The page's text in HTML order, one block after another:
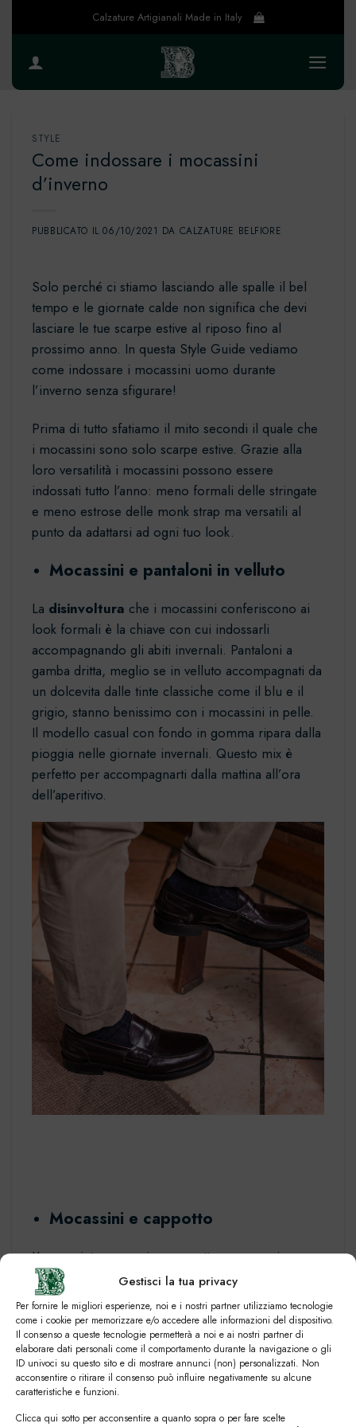
Gestisci la tua privacy
Per fornire le migliori esperienze, noi e i nostri partner utilizziamo tecnologie
come i cookie per memorizzare e/o accedere alle informazioni del dispositivo.
Il consenso a queste tecnologie permetterà a noi e ai nostri partner di
elaborare dati personali come il comportamento durante la navigazione o gli
ID univoci su questo sito e di mostrare annunci (non) personalizzati. Non
acconsentire o ritirare il consenso può influire negativamente su alcune
caratteristiche e funzioni.
Clicca qui sotto per acconsentire a quanto sopra o per fare scelte
Calzature Artigianali Made in Italy
STYLE
Come indossare i mocassini
d’inverno
PUBBLICATO IL06/10/2021 DA CALZATURE BELFIORE
Solo perché ci stiamo lasciando alle spalle il bel
tempo e le giornate calde non significa che devi
lasciare le tue scarpe estive al riposo fino al
prossimo anno. In questa Style Guide vediamo
come indossare i mocassini uomo durante
l’inverno senza sfigurare!
Prima di tutto sfatiamo il mito secondi il quale che
i mocassini sono solo scarpe estive. Grazie alla
loro versatilità i mocassini possono essere
indossati tutto l’anno: meno formali dellestringate
e meno estrose delle monk strap ma versatili al
punto da adattarsi ad ogni tuo look.
Mocassini e pantaloni in velluto
La disinvoltura che i mocassini conferiscono ai
look formali è la chiave con cui indossarli
accompagnando gli abiti invernali. Pantaloni a
gamba dritta, meglio se in velluto accompagnati da
un dolcevita dalle tinte classiche come il blu e il
grigio, stanno benissimo con i mocassini in pelle.
Il modello casual con fondo in gomma ripara dalla
pioggia nelle giornate invernali. Questo mix è
perfetto per accompagnarti dalla mattina all’ora
dell’aperitivo.
Mocassini e cappotto
L’accoppiata mocassino cappotto o mocassino
soprabito è perfetta per le giornate autunnali, sia
che tu stia andando in ufficio o a fare una
passeggiata con la tua dolce metà. Opta per un
soprabito con motivo pied de poule e pantaloni
chino neri per un look trendy e alla mano. A
questo look si abbinano perfettamentei mocassini
in pelle con nappine
https://www.calzaturebelfiore.com/shop/il-luca/